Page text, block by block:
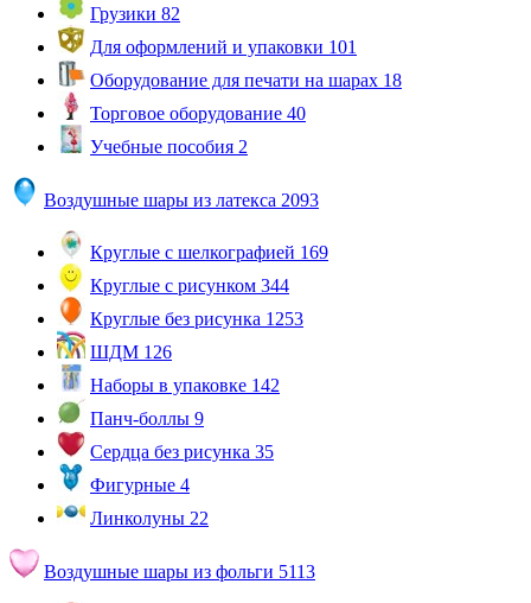
Грузики 82
Для оформлений и упаковки 101
Оборудование для печати на шарах 18
Торговое оборудование 40
Учебные пособия 2
Воздушные шары из латекса 2093
Круглые с шелкографией 169
Круглые с рисунком 344
Круглые без рисунка 1253
ШДМ 126
Наборы в упаковке 142
Панч-боллы 9
Сердца без рисунка 35
Фигурные 4
Линколуны 22
Воздушные шары из фольги 5113